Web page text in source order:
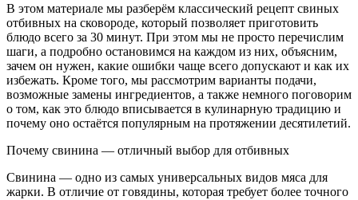
В этом материале мы разберём классический рецепт свиных
отбивных на сковороде, который позволяет приготовить
блюдо всего за 30 минут. При этом мы не просто перечислим
шаги, а подробно остановимся на каждом из них, объясним,
зачем он нужен, какие ошибки чаще всего допускают и как их
избежать. Кроме того, мы рассмотрим варианты подачи,
возможные замены ингредиентов, а также немного поговорим
о том, как это блюдо вписывается в кулинарную традицию и
почему оно остаётся популярным на протяжении десятилетий.
Почему свинина — отличный выбор для отбивных
Свинина — одно из самых универсальных видов мяса для
жарки. В отличие от говядины, которая требует более точного